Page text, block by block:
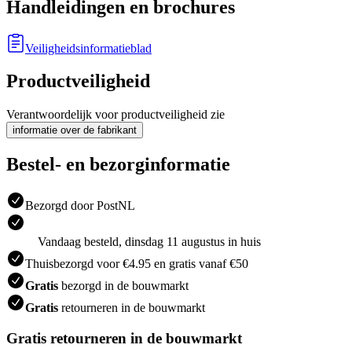
Handleidingen en brochures
Veiligheidsinformatieblad
Productveiligheid
Verantwoordelijk voor productveiligheid zie
informatie over de fabrikant
Bestel- en bezorginformatie
Bezorgd door PostNL
Vandaag besteld, dinsdag 11 augustus in huis
Thuisbezorgd voor €4.95 en gratis vanaf €50
Gratis bezorgd in de bouwmarkt
Gratis retourneren in de bouwmarkt
Gratis retourneren in de bouwmarkt